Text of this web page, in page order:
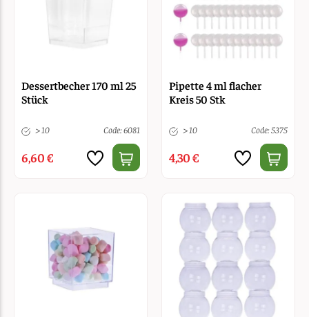
Dessertbecher 170 ml 25
Stück
> 10 Code: 6081
6,60 €
Pipette 4 ml flacher
Kreis 50 Stk
> 10 Code: 5375
4,30 €